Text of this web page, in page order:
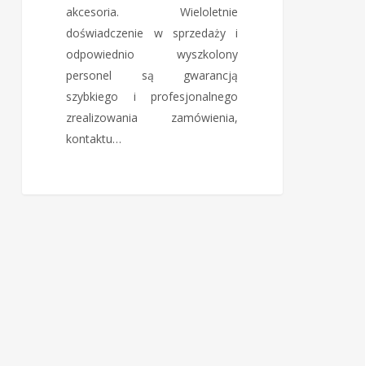
akcesoria. Wieloletnie
doświadczenie w sprzedaży i
odpowiednio wyszkolony
personel są gwarancją
szybkiego i profesjonalnego
zrealizowania zamówienia,
kontaktu…